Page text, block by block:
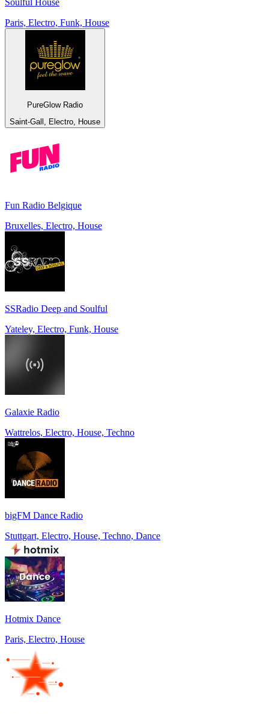
Soulful House
Paris, Electro, Funk, House
PureGlow Radio
Saint-Gall, Electro, House
Fun Radio Belgique
Bruxelles, Electro, House
SSRadio Deep and Soulful
Yateley, Electro, Funk, House
Galaxie Radio
Wattrelos, Electro, House, Techno
bigFM Dance Radio
Stuttgart, Electro, House, Techno, Dance
Hotmix Dance
Paris, Electro, House